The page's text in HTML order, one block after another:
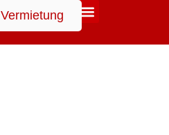
Suchen
Vermietung